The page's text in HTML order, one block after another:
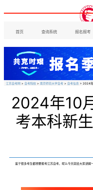
首页 查询系统 报名报考
江苏自考网 > 自考院校 > 南京师范大学自考 > 自考信息 > 2024年
2024年10
考本科新
鉴于很多考生都想要报考江苏自考，呢么今天就给大家讲解